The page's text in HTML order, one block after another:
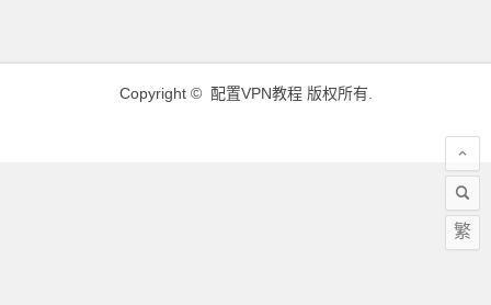
Copyright © 配置VPN教程版权所有.
繁